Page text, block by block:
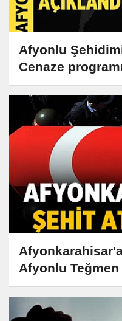
Afyonlu
Cenaze
Detaylar
Afyonlu
Şehit oldu!